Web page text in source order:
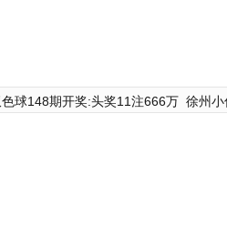
球148期开奖:头奖11注666万 徐州